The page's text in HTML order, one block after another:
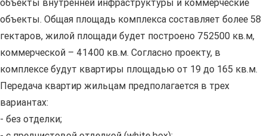
объекты внутренней инфраструктуры и коммерческие
объекты. Общая площадь комплекса составляет более 58
гектаров, жилой площади будет построено 752500 кв.м,
коммерческой – 41400 кв.м. Согласно проекту, в
комплексе будут квартиры площадью от 19 до 165 кв.м.
Передача квартир жильцам предполагается в трех
вариантах:
- без отделки;